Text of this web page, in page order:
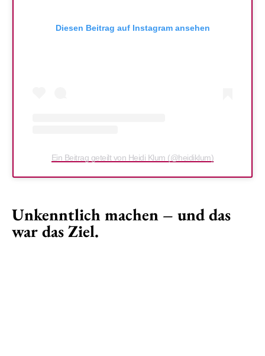
Diesen Beitrag auf Instagram ansehen
Ein Beitrag geteilt von Heidi Klum (@heidiklum)
Unkenntlich machen – und das
war das Ziel.